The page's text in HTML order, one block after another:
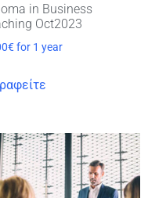
in Business
Oct2023
€ for 1 year